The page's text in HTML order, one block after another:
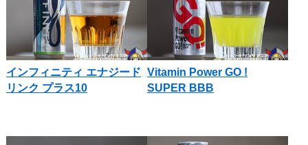
インフィニティ エナジード
リンク プラス10
Vitamin Power GO !
SUPER BBB